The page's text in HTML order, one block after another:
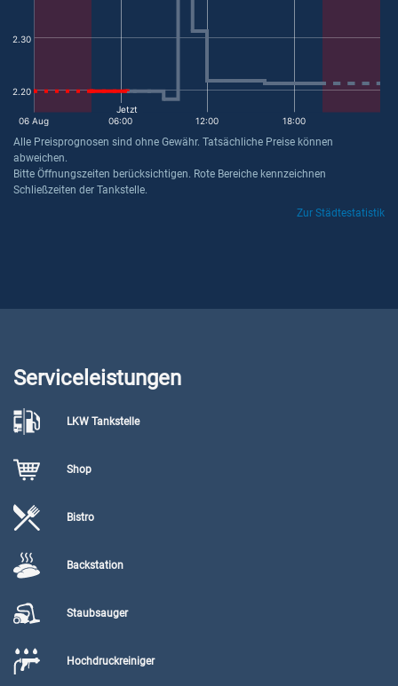
2.20
2.30
06 Aug 06:00 12:00 18:00
Jetzt
Alle Preisprognosen sind ohne Gewähr. Tatsächliche Preise können
abweichen.
Bitte Öffnungszeiten berücksichtigen. Rote Bereiche kennzeichnen
Schließzeiten der Tankstelle.
Zur Städtestatistik
Serviceleistungen
LKW Tankstelle
Shop
Bistro
Backstation
Staubsauger
Hochdruckreiniger